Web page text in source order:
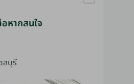
หากสนใจ
ลบุรี